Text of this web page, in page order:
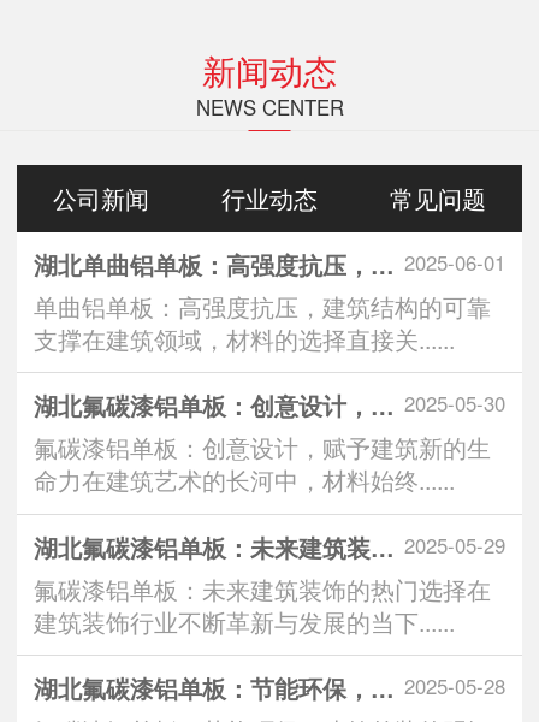
新闻动态
NEWS CENTER
公司新闻 行业动态 常见问题
2025-06-01
湖北单曲铝单板：高强度抗压，建筑结构的可靠支撑
单曲铝单板：高强度抗压，建筑结构的可靠
支撑在建筑领域，材料的选择直接关......
2025-05-30
湖北氟碳漆铝单板：创意设计，赋予建筑新的生命力
氟碳漆铝单板：创意设计，赋予建筑新的生
命力在建筑艺术的长河中，材料始终......
2025-05-29
湖北氟碳漆铝单板：未来建筑装饰的热门选择
氟碳漆铝单板：未来建筑装饰的热门选择在
建筑装饰行业不断革新与发展的当下......
2025-05-28
湖北氟碳漆铝单板：节能环保，建筑外装的明智之选